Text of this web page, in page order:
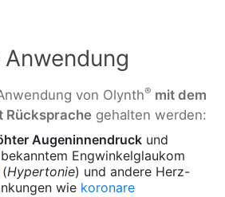
von Olynth® mit dem
Rücksprache gehalten werden:
Augeninnendruck und
Engwinkelglaukom
(Hypertonie) und andere Herz-
wie koronare